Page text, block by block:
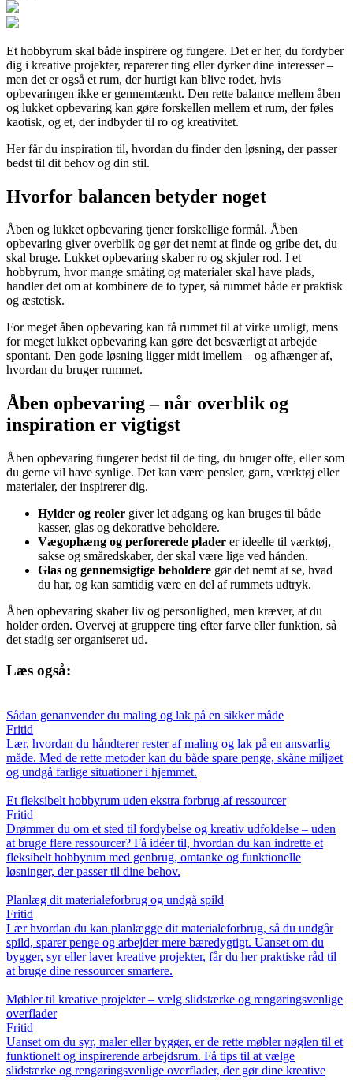
Et hobbyrum skal både inspirere og fungere. Det er her, du fordyber
dig i kreative projekter, reparerer ting eller dyrker dine interesser –
men det er også et rum, der hurtigt kan blive rodet, hvis
opbevaringen ikke er gennemtænkt. Den rette balance mellem åben
og lukket opbevaring kan gøre forskellen mellem et rum, der føles
kaotisk, og et, der indbyder til ro og kreativitet.
Her får du inspiration til, hvordan du finder den løsning, der passer
bedst til dit behov og din stil.
Hvorfor balancen betyder noget
Åben og lukket opbevaring tjener forskellige formål. Åben
opbevaring giver overblik og gør det nemt at finde og gribe det, du
skal bruge. Lukket opbevaring skaber ro og skjuler rod. I et
hobbyrum, hvor mange småting og materialer skal have plads,
handler det om at kombinere de to typer, så rummet både er praktisk
og æstetisk.
For meget åben opbevaring kan få rummet til at virke uroligt, mens
for meget lukket opbevaring kan gøre det besværligt at arbejde
spontant. Den gode løsning ligger midt imellem – og afhænger af,
hvordan du bruger rummet.
Åben opbevaring – når overblik og
inspiration er vigtigst
Åben opbevaring fungerer bedst til de ting, du bruger ofte, eller som
du gerne vil have synlige. Det kan være pensler, garn, værktøj eller
materialer, der inspirerer dig.
Hylder og reoler giver let adgang og kan bruges til både
kasser, glas og dekorative beholdere.
Vægophæng og perforerede plader er ideelle til værktøj,
sakse og småredskaber, der skal være lige ved hånden.
Glas og gennemsigtige beholdere gør det nemt at se, hvad
du har, og kan samtidig være en del af rummets udtryk.
Åben opbevaring skaber liv og personlighed, men kræver, at du
holder orden. Overvej at gruppere ting efter farve eller funktion, så
det stadig ser organiseret ud.
Læs også:
Sådan genanvender du maling og lak på en sikker måde
Fritid
Lær, hvordan du håndterer rester af maling og lak på en ansvarlig
måde. Med de rette metoder kan du både spare penge, skåne miljøet
og undgå farlige situationer i hjemmet.
Et fleksibelt hobbyrum uden ekstra forbrug af ressourcer
Fritid
Drømmer du om et sted til fordybelse og kreativ udfoldelse – uden
at bruge flere ressourcer? Få idéer til, hvordan du kan indrette et
fleksibelt hobbyrum med genbrug, omtanke og funktionelle
løsninger, der passer til dine behov.
Planlæg dit materialeforbrug og undgå spild
Fritid
Lær hvordan du kan planlægge dit materialeforbrug, så du undgår
spild, sparer penge og arbejder mere bæredygtigt. Uanset om du
bygger, syr eller laver kreative projekter, får du her praktiske råd til
at bruge dine ressourcer smartere.
Møbler til kreative projekter – vælg slidstærke og rengøringsvenlige
overflader
Fritid
Uanset om du syr, maler eller bygger, er de rette møbler nøglen til et
funktionelt og inspirerende arbejdsrum. Få tips til at vælge
slidstærke og rengøringsvenlige overflader, der gør dine kreative